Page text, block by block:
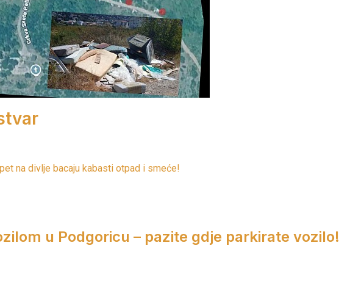
na divlje bacaju kabasti otpad i smeće!
u Podgoricu – pazite gdje parkirate vozilo!